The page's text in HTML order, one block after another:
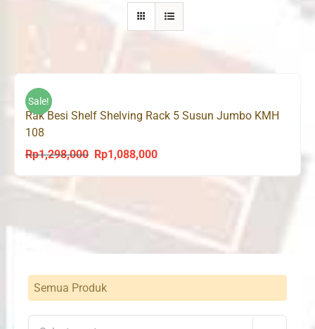
Sale!
Rak Besi Shelf Shelving Rack 5 Susun Jumbo KMH
108
Rp1,298,000
Original
Rp1,298,000.
Rp1,088,000Current
Semua Produk